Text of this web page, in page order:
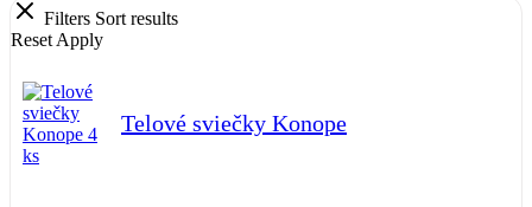
Filters Sort results
Reset Apply
Telové sviečky Konope